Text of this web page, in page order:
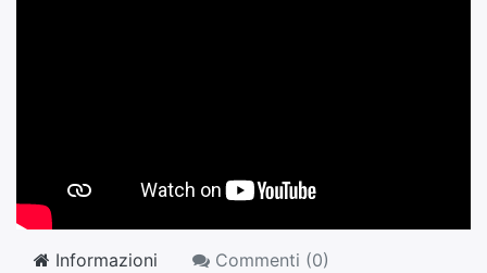
Informazioni Commenti (0)